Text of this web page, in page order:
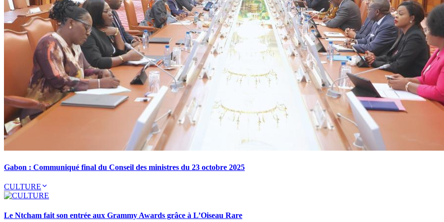
Gabon : Communiqué final du Conseil des ministres du 23 octobre 2025
CULTURE
Le Ntcham fait son entrée aux Grammy Awards grâce à L’Oiseau Rare